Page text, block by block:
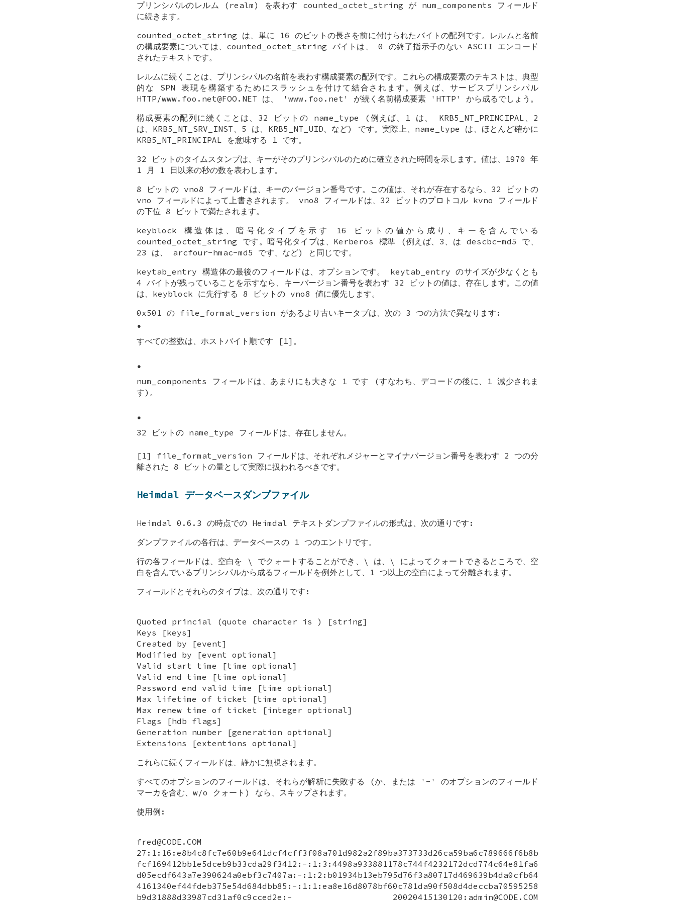
プリンシパルのレルム (realm) を表わす counted_octet_string が num_components フィールド
に続きます。
counted_octet_string は、単に 16 のビットの長さを前に付けられたバイトの配列です。レルムと名前
の構成要素については、counted_octet_string バイトは、 0 の終了指示子のない ASCII エンコード
されたテキストです。
レルムに続くことは、プリンシパルの名前を表わす構成要素の配列です。これらの構成要素のテキストは、典型
的な SPN 表現を構築するためにスラッシュを付けて結合されます。例えば、サービスプリンシパル
HTTP/www.foo.net@FOO.NET は、 'www.foo.net' が続く名前構成要素 'HTTP' から成るでしょう。
構成要素の配列に続くことは、32 ビットの name_type (例えば、1 は、 KRB5_NT_PRINCIPAL、2
は、KRB5_NT_SRV_INST、5 は、KRB5_NT_UID、など) です。実際上、name_type は、ほとんど確かに
KRB5_NT_PRINCIPAL を意味する 1 です。
32 ビットのタイムスタンプは、キーがそのプリンシパルのために確立された時間を示します。値は、1970 年
1 月 1 日以来の秒の数を表わします。
8 ビットの vno8 フィールドは、キーのバージョン番号です。この値は、それが存在するなら、32 ビットの
vno フィールドによって上書きされます。 vno8 フィールドは、32 ビットのプロトコル kvno フィールド
の下位 8 ビットで満たされます。
keyblock 構造体は、暗号化タイプを示す 16 ビットの値から成り、キーを含んでいる
counted_octet_string です。暗号化タイプは、Kerberos 標準 (例えば、3、は descbc-md5 で、
23 は、 arcfour-hmac-md5 です、など) と同じです。
keytab_entry 構造体の最後のフィールドは、オプションです。 keytab_entry のサイズが少なくとも
4 バイトが残っていることを示すなら、キーバージョン番号を表わす 32 ビットの値は、存在します。この値
は、keyblock に先行する 8 ビットの vno8 値に優先します。
0x501 の file_format_version があるより古いキータブは、次の 3 つの方法で異なります:
•
すべての整数は、ホストバイト順です [1]。
•
num_components フィールドは、あまりにも大きな 1 です (すなわち、デコードの後に、1 減少されま
す)。
•
32 ビットの name_type フィールドは、存在しません。
[1] file_format_version フィールドは、それぞれメジャーとマイナバージョン番号を表わす 2 つの分
離された 8 ビットの量として実際に扱われるべきです。
Heimdal データベースダンプファイル
Heimdal 0.6.3 の時点での Heimdal テキストダンプファイルの形式は、次の通りです:
ダンプファイルの各行は、データベースの 1 つのエントリです。
行の各フィールドは、空白を \ でクォートすることができ、\ は、\ によってクォートできるところで、空
白を含んでいるプリンシパルから成るフィールドを例外として、1 つ以上の空白によって分離されます。
フィールドとそれらのタイプは、次の通りです:
Quoted princial (quote character is ) [string]
Keys [keys]
Created by [event]
Modified by [event optional]
Valid start time [time optional]
Valid end time [time optional]
Password end valid time [time optional]
Max lifetime of ticket [time optional]
Max renew time of ticket [integer optional]
Flags [hdb flags]
Generation number [generation optional]
Extensions [extentions optional]
これらに続くフィールドは、静かに無視されます。
すべてのオプションのフィールドは、それらが解析に失敗する (か、または '-' のオプションのフィールド
マーカを含む、w/o クォート) なら、スキップされます。
使用例:
fred@CODE.COM
27:1:16:e8b4c8fc7e60b9e641dcf4cff3f08a701d982a2f89ba373733d26ca59ba6c789666f6b8b
fcf169412bb1e5dceb9b33cda29f3412:-:1:3:4498a933881178c744f4232172dcd774c64e81fa6
d05ecdf643a7e390624a0ebf3c7407a:-:1:2:b01934b13eb795d76f3a80717d469639b4da0cfb64
4161340ef44fdeb375e54d684dbb85:-:1:1:ea8e16d8078bf60c781da90f508d4deccba70595258
b9d31888d33987cd31af0c9cced2e:- 20020415130120:admin@CODE.COM